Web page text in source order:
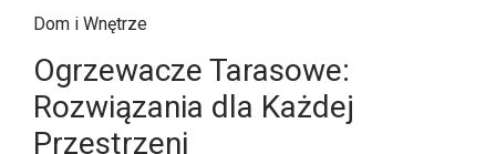
Dom i Wnętrze
Ogrzewacze Tarasowe:
Rozwiązania dla Każdej
Przestrzeni